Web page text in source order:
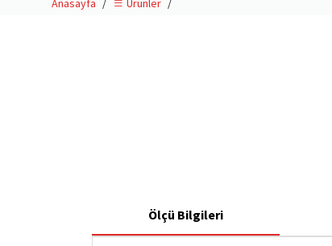
Anasayfa Ürünler
Ölçü Bilgileri